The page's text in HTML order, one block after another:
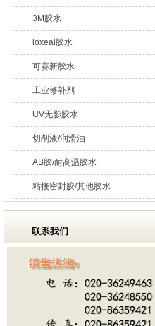
3M胶水
loxeal胶水
可赛新胶水
工业修补剂
UV无影胶水
切削液/润滑油
AB胶/耐高温胶水
粘接密封胶/其他胶水
联系我们